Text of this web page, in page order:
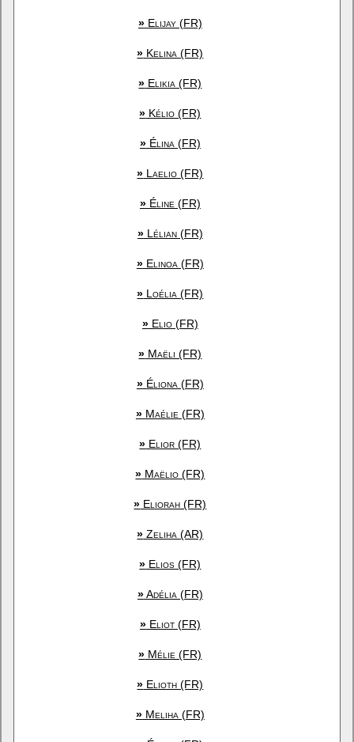
»Elijay (FR)
» Kelina (FR)
» Elikia (FR)
» Kélio (FR)
»Élina (FR)
» Laelio (FR)
»Éline (FR)
»Lélian (FR)
»Elinoa (FR)
» Loélia (FR)
»Elio (FR)
» Maëli (FR)
»Éliona (FR)
»Maélie (FR)
» Elior (FR)
» Maëlio (FR)
» Eliorah (FR)
» Zeliha (AR)
» Elios (FR)
»Adélia (FR)
»Eliot (FR)
» Mélie (FR)
» Elioth (FR)
»Meliha (FR)